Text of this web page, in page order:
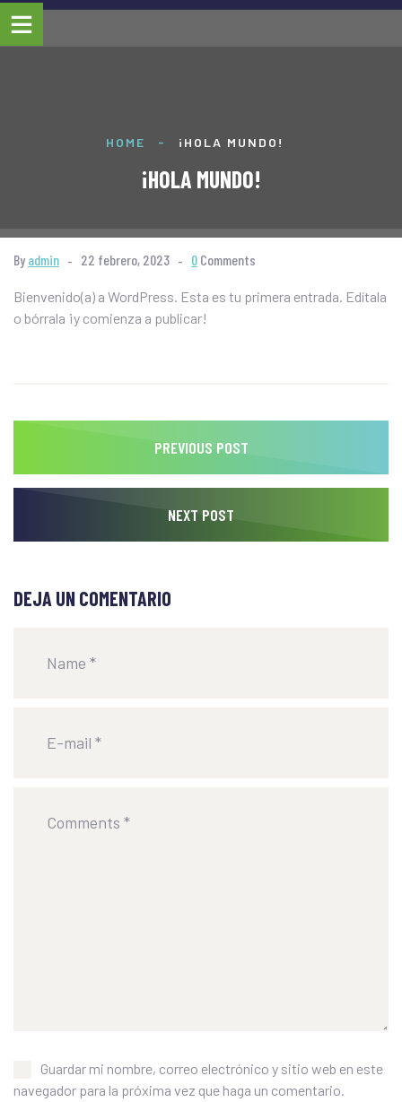
¡HOLA MUNDO!
HOME - ¡HOLA MUNDO!
Byadmin 22 febrero, 2023 0 Comments
Bienvenido(a) a WordPress. Esta es tu primera entrada. Edítala
o bórrala ¡y comienza a publicar!
PREVIOUS POST
NEXT POST
DEJA UN COMENTARIO
Guardar mi nombre, correo electrónico y sitio web en este
navegador para la próxima vez que haga un comentario.